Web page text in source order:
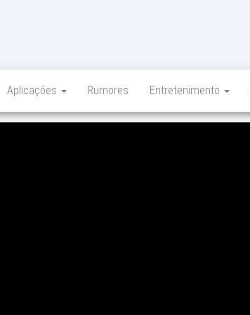
Aplicações Rumores Entretenimento